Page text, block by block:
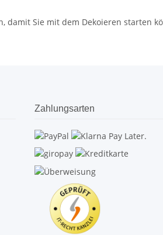
damit Sie mit dem Dekoieren starten
Zahlungsarten